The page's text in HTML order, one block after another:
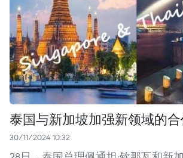
泰国与新加坡加强新领域的
30/11/2024 10:32